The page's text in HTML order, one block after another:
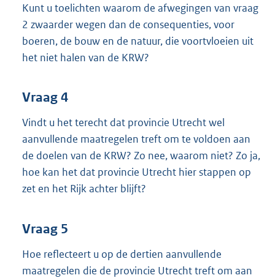
Kunt u toelichten waarom de afwegingen van vraag
2 zwaarder wegen dan de consequenties, voor
boeren, de bouw en de natuur, die voortvloeien uit
het niet halen van de KRW?
Vraag 4
Vindt u het terecht dat provincie Utrecht wel
aanvullende maatregelen treft om te voldoen aan
de doelen van de KRW? Zo nee, waarom niet? Zo ja,
hoe kan het dat provincie Utrecht hier stappen op
zet en het Rijk achter blijft?
Vraag 5
Hoe reflecteert u op de dertien aanvullende
maatregelen die de provincie Utrecht treft om aan